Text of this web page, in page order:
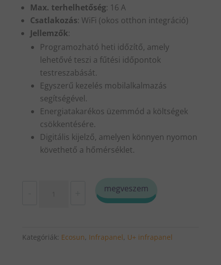
Max. terhelhetőség: 16 A
Csatlakozás: WiFi (okos otthon integráció)
Jellemzők:
Programozható heti időzítő, amely
lehetővé teszi a fűtési időpontok
testreszabását.
Egyszerű kezelés mobilalkalmazás
segítségével.
Energiatakarékos üzemmód a költségek
csökkentésére.
Digitális kijelző, amelyen könnyen nyomon
követhető a hőmérséklet.
EcoSun
megveszem
Kategóriák: Ecosun, Infrapanel, U+ infrapanel